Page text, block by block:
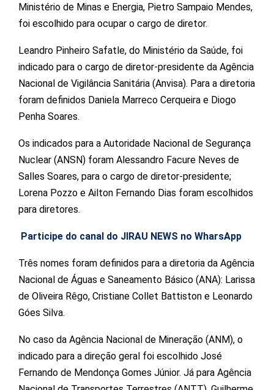
Ministério de Minas e Energia, Pietro Sampaio Mendes,
foi escolhido para ocupar o cargo de diretor.
Leandro Pinheiro Safatle, do Ministério da Saúde, foi
indicado para o cargo de diretor-presidente da Agência
Nacional de Vigilância Sanitária (Anvisa). Para a diretoria
foram definidos Daniela Marreco Cerqueira e Diogo
Penha Soares.
Os indicados para a Autoridade Nacional de Segurança
Nuclear (ANSN) foram Alessandro Facure Neves de
Salles Soares, para o cargo de diretor-presidente;
Lorena Pozzo e Ailton Fernando Dias foram escolhidos
para diretores.
Participe do canal do JIRAU NEWS no WharsApp
Três nomes foram definidos para a diretoria da Agência
Nacional de Águas e Saneamento Básico (ANA): Larissa
de Oliveira Rêgo, Cristiane Collet Battiston e Leonardo
Góes Silva.
No caso da Agência Nacional de Mineração (ANM), o
indicado para a direção geral foi escolhido José
Fernando de Mendonça Gomes Júnior. Já para Agência